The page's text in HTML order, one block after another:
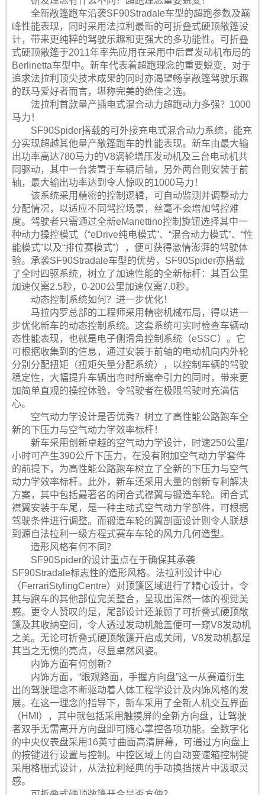
全新敞篷跑车沿袭SF90Stradale车型的超跑参数及巅
峰性能表现，同时采用法拉利最新的可折叠式硬顶敞篷设
计，带来更纯粹的驾驶乐趣和更强大的多功能性。可折叠
式硬顶敞篷于2011年率先应用在采用中后置发动机布局的
Berlinetta车型中。新车代表着超跑理念的重要蜕变，对于
追求法拉利顶尖技术成果的同时亦渴望畅享敞篷驾驶乐趣
的跃马爱好者而言，堪称完美的绝佳之选。
法拉利首款量产插电式混合动力超跑动力多强？1000
马力！
SF90Spider搭载的可外接充电式混合动力系统，能充
分实现超越其他量产敞篷跑车的性能表现。新车由最大输
出功率高达780马力的V8涡轮增压发动机及三台电动机共
同驱动，其中一台装置于车辆后轴，另外两台则安装于前
轴，最大输出功率达到令人惊叹的1000马力！
该系统采用精密的控制逻辑，可自动监测并调整动力
分配情况，以适应不同驾控场景，丝毫不会增加驾控难
度。驾驶者只需通过全新eManettino控制旋钮选择其中一
种动力操控模式（“eDrive纯电模式”、“混合动力模式”、“性
能模式”以及“排位赛模式”），便可获得激情澎湃的驾驶体
验。承袭SF90Stradale车型的优势，SF90Spider亦搭载
了全时四驱系统，树立了加速性能的全新标杆：其百公里
加速仅需2.5秒，0-200公里加速仅需7.0秒。
动态控制系统如何？进一步优化！
马拉内罗总部的工程师采用精密机械布局，得以进一
步优化新车的动态控制系统。这套系统可实时检查车辆动
态性能表现，也就是电子侧滑角控制系统（eSSC）。它
可根据收集到的信息，通过安装于前轴的电动机向内外轮
分别分配扭矩（扭矩矢量分配系统），以控制车辆的驾驶
稳定性，大幅提升车辆出弯时所需牵引力的同时，带来更
加简单直观的操控体验，令驾驶者在极限驾驶时充满信
心。
空气动力学设计是否优秀？树立了高性能公路跑车全
新的下压力与空气动力学效率标杆！
新车采用创新卓越的空气动力学设计，时速250公里/
小时可产生390公斤下压力，在没有附加空气动力学套件
的前提下，为高性能公路跑车树立了全新的下压力与空气
动力学效率标杆。此外，新车还采用大量的创新专利解决
方案，其中包括最著名的闭合式襟翼与锻造车轮。闭合式
襟翼安装于车尾，是一种主动式空气动力学部件，可根据
驾驶条件进行调整。而锻造车轮的翼剖面设计则令人联想
到源自法拉利一级方程式赛车车轮的风力几何造型。
造形风格有何不同？
SF90Spider的设计重点在于确保其承袭
SF90Stradale标志性的造形风格。法拉利设计中心
（FerrariStylingCentre）对顶篷区域进行了精心设计，令
其与跑车的其他部位完美整合，呈现出浑然一体的视觉美
感。更令人赞叹的是，尾部设计还兼顾了可折叠式硬顶敞
篷及其收纳空间，令人透过发动机舱盖便可一窥V8发动机
之美。无论可折叠式硬顶敞篷开启或关闭，V8发动机都是
其当之无愧的亮点，尽显卓然风姿。
内饰方面有何创新？
内饰方面，“眼观路面，手握方向盘”这一从赛道衍生
出的驾驶理念不断驱动着人体工程学设计及内饰风格的发
展。在这一理念的指导下，新车采用了全新人机交互界面
（HMI），其中就包括采用触摸屏的全新方向盘，让驾驶
者双手无需离开方向盘即可随心掌控各项功能。全数字化
的中央仪表盘采用16英寸曲面高清屏幕，可通过方向盘上
的按键进行设置与控制。中控区域上的自动变速箱控制键
采用格栅式设计，从法拉利经典的手动换挡拨片中汲取灵
感。